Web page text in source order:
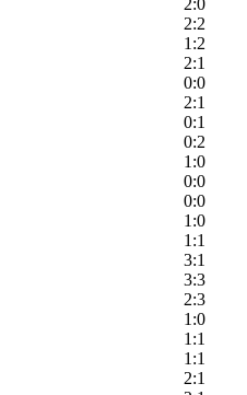
2:0
2:2
1:2
2:1
0:0
2:1
0:1
0:2
1:0
0:0
0:0
1:0
1:1
3:1
3:3
2:3
1:0
1:1
1:1
2:1